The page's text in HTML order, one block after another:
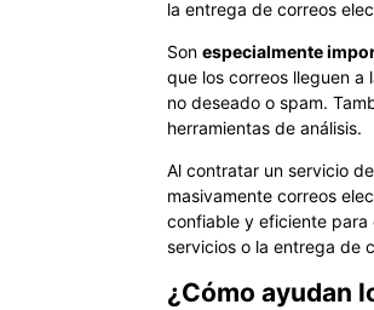
la entrega de correos
Son especialmente
que los correos lleguen
no deseado o spam.
herramientas de análisis.
Al contratar un servicio
masivamente correos
confiable y eficiente
servicios o la entrega de
¿Cómo ayudan